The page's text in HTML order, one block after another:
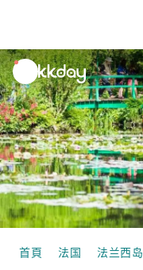
unread
notifications
首頁 法国 法兰西岛